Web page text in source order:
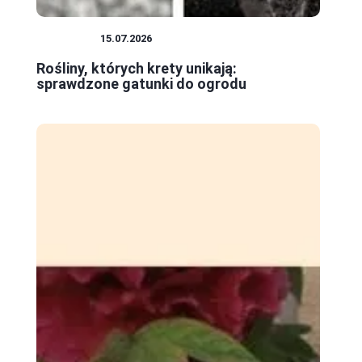
15.07.2026
Rośliny, których krety unikają:
sprawdzone gatunki do ogrodu